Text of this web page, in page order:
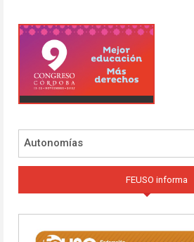
Autonomías
FEUSO informa